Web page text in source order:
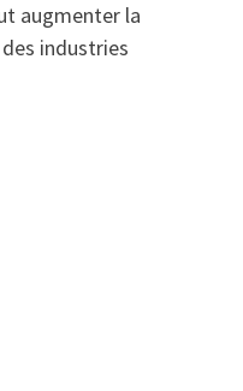
augmenter la
industries